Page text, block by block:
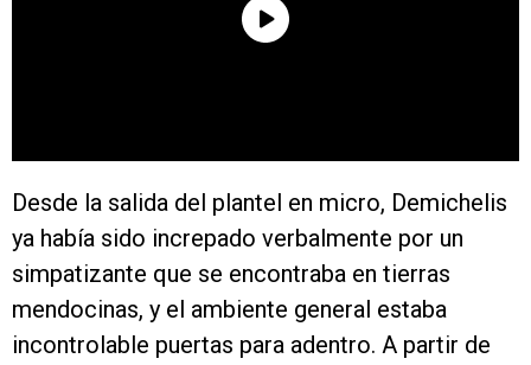
Desde la salida del plantel en micro, Demichelis
ya había sido increpado verbalmente por un
simpatizante que se encontraba en tierras
mendocinas, y el ambiente general estaba
incontrolable puertas para adentro. A partir de